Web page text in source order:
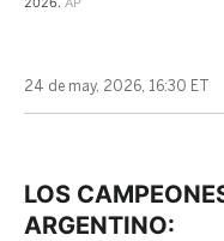
24 de may, 2026, 16:30 ET
LOS
ARGENTINO: